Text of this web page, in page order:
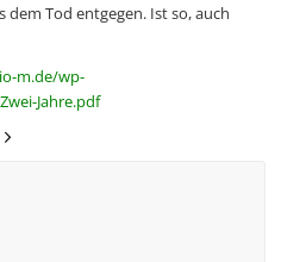
dem Tod entgegen. Ist so, auch
m.de/wp-
Jahre.pdf